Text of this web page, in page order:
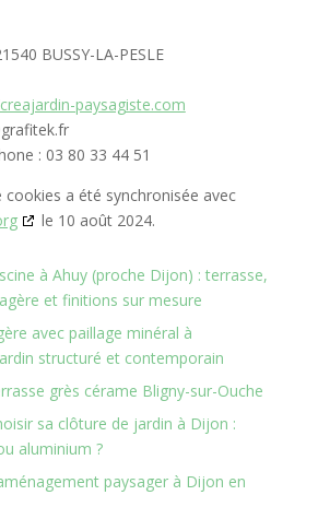
BUSSY-LA-PESLE
paysagiste.com
grafitek.fr
: 03 80 33 44 51
cookies a été synchronisée avec
le 10 août 2024.
à Ahuy (proche Dijon) : terrasse,
et finitions sur mesure
avec paillage minéral à
structuré et contemporain
grès cérame Bligny-sur-Ouche
sa clôture de jardin à Dijon :
aluminium ?
paysager à Dijon en